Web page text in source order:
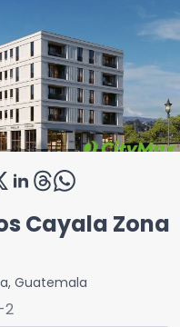
Cayala Zona
, Guatemala
2